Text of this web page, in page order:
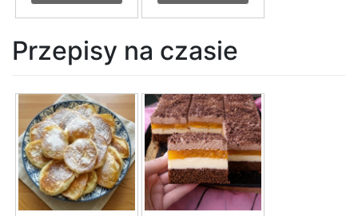
Przepisy na czasie